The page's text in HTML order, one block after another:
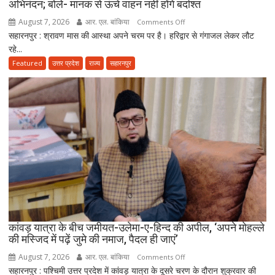
का
अभिनंदन; बोले- मानक से ऊंचे वाहन नहीं होंगे बर्दाश्त
August 7, 2026 आर. एल. बांकिया Comments Offon
12
पाइप
डीजे
की
हाइट,
सड़क
पर
उतरे
एसएसपी
अभिनंदन;
सहारनपुर : श्रावण मास की आस्था अपने चरम पर है। हरिद्वार से गंगाजल लेकर लौट
रहे...
Featured उत्तर प्रदेश राज्य सहारनपुर
कांवड़ यात्रा के बीच जमीयत-उलेमा-ए-हिन्द की अपील, ‘अपने मोहल्ले
की मस्जिद में पढ़ें जुमे की नमाज, पैदल ही जाएं’
August 7, 2026 आर. एल. बांकिया Comments Offon
कांवड़
सहारनपुर : पश्चिमी उत्तर प्रदेश में कांवड़ यात्रा के दूसरे चरण के दौरान शुक्रवार की